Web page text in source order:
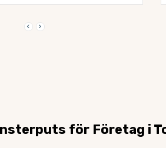
keyboard_arrow_left keyboard_arrow_right
för Företag i